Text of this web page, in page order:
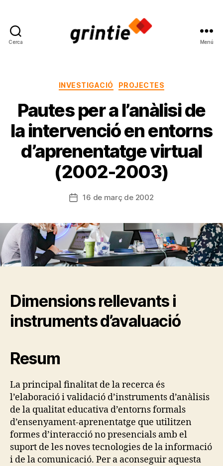
Cerca
en
Interacció
i
Influència
Educativa
Menú
Categories
INVESTIGACIÓ PROJECTES
Pautes per a l’anàlisi de
la intervenció en entorns
d’aprenentatge virtual
(2002-2003)
Data16 de març de 2002
Dimensions rellevants i
instruments d’avaluació
Resum
La principal finalitat de la recerca és
l’elaboració i validació d’instruments d’anàlisis
de la qualitat educativa d’entorns formals
d’ensenyament-aprenentatge que utilitzen
formes d’interacció no presencials amb el
suport de les noves tecnologies de la informació
i de la comunicació. Per a aconseguir aquesta